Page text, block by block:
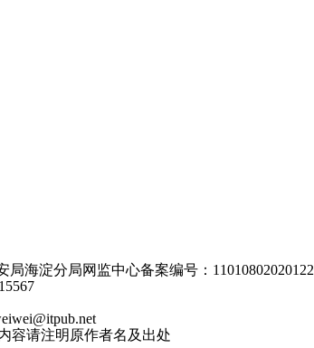
局海淀分局网监中心备案编号：11010802020122
容请注明原作者名及出处